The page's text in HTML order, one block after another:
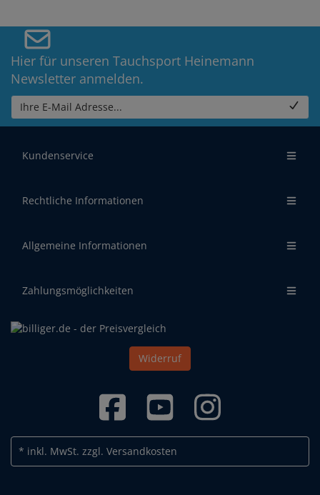
Hier für unseren Tauchsport Heinemann
Newsletter anmelden.
Ihre E-Mail Adresse...
Kundenservice
Rechtliche Informationen
Allgemeine Informationen
Zahlungsmöglichkeiten
Widerruf
* inkl. MwSt. zzgl. Versandkosten